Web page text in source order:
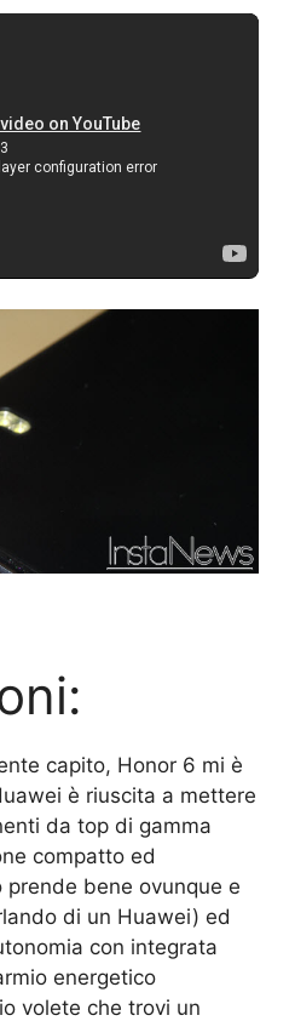
capito, Honor 6 mi è
è riuscita a mettere
da top di gamma
compatto ed
bene ovunque e
di un Huawei) ed
con integrata
energetico
volete che trovi un